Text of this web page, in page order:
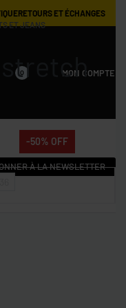
RETOURS ET ÉCHANGES
0 MON COMPTE
À LA NEWSLETTER
ET JEANS
stretch
-50% OFF